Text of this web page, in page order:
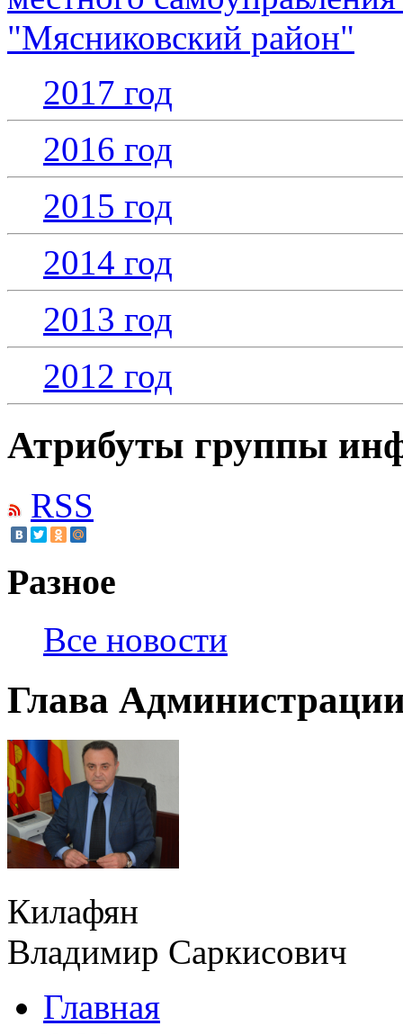
"Мясниковский район"
2017 год
2016 год
2015 год
2014 год
2013 год
2012 год
Атрибуты группы
RSS
Разное
Все новости
Глава
Килафян
Владимир Саркисович
Главная